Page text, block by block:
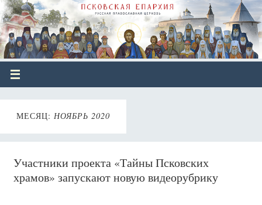
МЕСЯЦ: НОЯБРЬ 2020
Участники проекта «Тайны Псковских
храмов» запускают новую видеорубрику